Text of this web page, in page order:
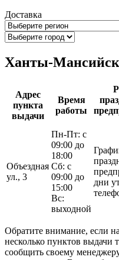
Доставка
Ханты-Мансийск
Адрес
пункта
выдачи
Время
работы
Объездная
ул., 3
Пн-Пт: с
09:00 до
18:00
Сб: с
09:00 до
15:00
Вс:
выходной
дни
Обратите внимание, если
несколько пунктов выдачи
сообщить своему